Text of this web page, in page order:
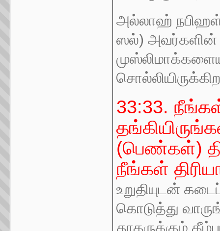
அல்லாஹ்
ஸல்) அவர்களின்
33:33.
(பெண்கள்)
நீங்கள்
உறுதியுடன்
கொடுத்து
தூதருக்கும்